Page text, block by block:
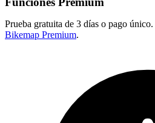
Prueba gratuita de 3 días o pago único.
Bikemap Premium.